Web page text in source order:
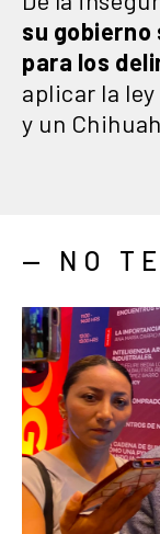
su gobierno
para los
aplicar la
y un
— NO